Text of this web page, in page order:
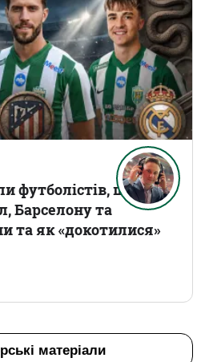
футболістів, що
Барселону та
та як «докотилися»
матеріали